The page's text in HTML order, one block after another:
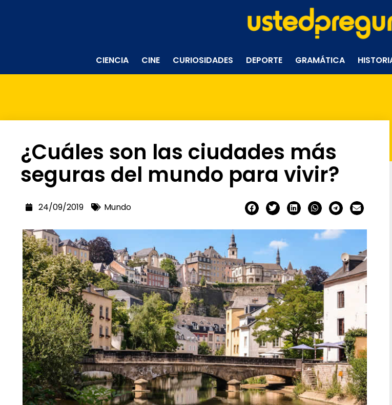
CIENCIA CINE CURIOSIDADES DEPORTE GRAMÁTICA
¿Cuáles son las ciudades más
seguras del mundo para vivir?
24/09/2019 Mundo